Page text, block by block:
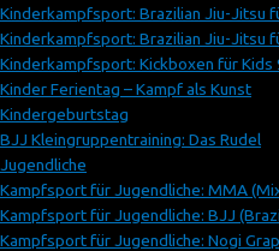
Kinderkampfsport: Brazilian Jiu-Jitsu
Kinderkampfsport: Brazilian Jiu-Jitsu
Kinderkampfsport: Kickboxen für Kids
Kinder Ferientag – Kampf als Kunst
Kindergeburtstag
BJJ Kleingruppentraining: Das Rudel
Jugendliche
Kampfsport für Jugendliche: MMA
Kampfsport für Jugendliche: BJJ
Kampfsport für Jugendliche: Nogi